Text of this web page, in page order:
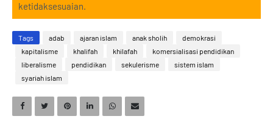
ketidaksesuaian.
Tags adab ajaran islam anak sholih
demokrasi
kapitalisme
khalifah khilafah
komersialisasi pendidikan
liberalisme
pendidikan sekulerisme
sistem islam
syariah islam